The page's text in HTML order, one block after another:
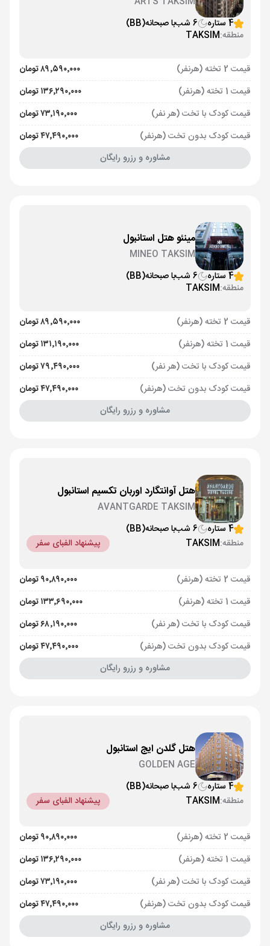
4 ستاره
6 شب با صبحانه(BB)
منطقه:TAKSIM
قیمت 2 تخته (هرنفر)
۸۹٬۵۹۰٬۰۰۰ تومان
قیمت 1 تخته (هرنفر)
۱۳۶٬۲۹۰٬۰۰۰ تومان
قیمت کودک با تخت (هر نفر)
۷۳٬۱۹۰٬۰۰۰ تومان
قیمت کودک بدون تخت (هرنفر)
۴۷٬۴۹۰٬۰۰۰ تومان
مشاوره و رزرو رایگان
مینئو هتل استانبول
MINEO TAKSIM
4 ستاره
6 شب با صبحانه(BB)
منطقه:TAKSIM
قیمت 2 تخته (هرنفر)
۸۹٬۵۹۰٬۰۰۰ تومان
قیمت 1 تخته (هرنفر)
۱۳۱٬۱۹۰٬۰۰۰ تومان
قیمت کودک با تخت (هر نفر)
۷۹٬۴۹۰٬۰۰۰ تومان
قیمت کودک بدون تخت (هرنفر)
۴۷٬۴۹۰٬۰۰۰ تومان
مشاوره و رزرو رایگان
هتل آوانتگارد اوربان تکسیم استانبول
AVANTGARDE TAKSIM
4 ستاره
6 شب با صبحانه(BB)
منطقه:TAKSIM پیشنهاد الفبای سفر
قیمت 2 تخته (هرنفر)
۹۰٬۸۹۰٬۰۰۰ تومان
قیمت 1 تخته (هرنفر)
۱۳۳٬۶۹۰٬۰۰۰ تومان
قیمت کودک با تخت (هر نفر)
۶۸٬۱۹۰٬۰۰۰ تومان
قیمت کودک بدون تخت (هرنفر)
۴۷٬۴۹۰٬۰۰۰ تومان
مشاوره و رزرو رایگان
هتل گلدن ایج استانبول
GOLDEN AGE
4 ستاره
6 شب با صبحانه(BB)
منطقه:TAKSIM پیشنهاد الفبای سفر
قیمت 2 تخته (هرنفر)
۹۰٬۸۹۰٬۰۰۰ تومان
قیمت 1 تخته (هرنفر)
۱۳۶٬۲۹۰٬۰۰۰ تومان
قیمت کودک با تخت (هر نفر)
۷۳٬۱۹۰٬۰۰۰ تومان
قیمت کودک بدون تخت (هرنفر)
۴۷٬۴۹۰٬۰۰۰ تومان
مشاوره و رزرو رایگان